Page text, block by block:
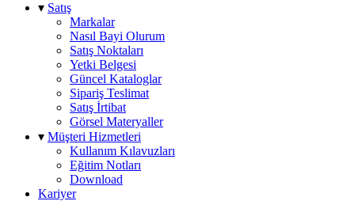
▾ Satış
Markalar
Nasıl Bayi Olurum
Satış Noktaları
Yetki Belgesi
Güncel Kataloglar
Sipariş Teslimat
Satış İrtibat
Görsel Materyaller
▾ Müşteri Hizmetleri
Kullanım Kılavuzları
Eğitim Notları
Download
Kariyer